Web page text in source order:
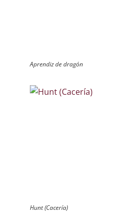
Aprendiz de dragón
Hunt (Cacería)